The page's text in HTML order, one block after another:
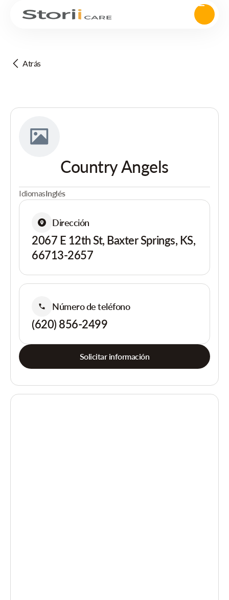
Atrás
Country Angels
IdiomasInglés
Dirección
2067 E 12th St, Baxter Springs, KS,
66713-2657
Número de teléfono
(620) 856-2499
Solicitar información